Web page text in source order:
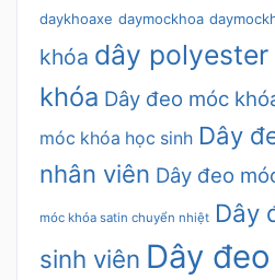
daykhoaxe daymockhoa
khóa dây polyester
khóa Dây đeo móc
móc khóa học sinh Dây
nhân viên Dây đeo
móc khóa satin chuyển nhiệt Dây
sinh viên Dây